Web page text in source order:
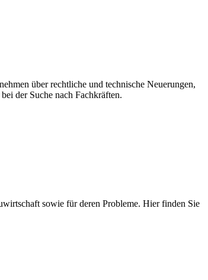
über rechtliche und technische Neuerungen,
der Suche nach Fachkräften.
sowie für deren Probleme. Hier finden Sie